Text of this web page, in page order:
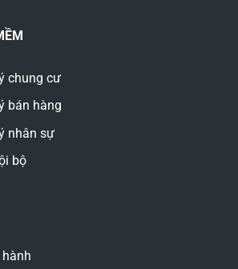
chung cư
bán hàng
nhân sự
bộ